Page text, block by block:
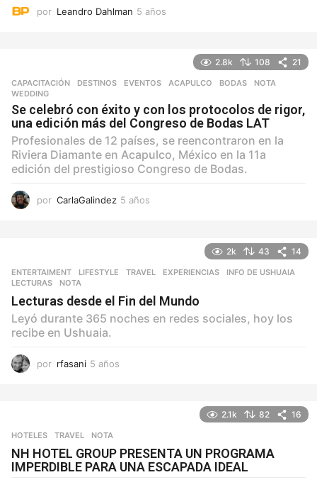
por Leandro Dahlman 5 años
2.8k 108 21
CAPACITACIÓN ,DESTINOS ,EVENTOS ACAPULCO ,BODAS ,NOTA
WEDDING
Se celebró con éxito y con los protocolos de rigor,
una edición más del Congreso de Bodas LAT
Profesionales de 12 países, se reencontraron en la
Riviera Diamante en Acapulco, México en la 11a
edición del prestigioso Congreso de Bodas.
por CarlaGalindez 5 años
2k 43 14
ENTERTAIMENT ,LIFESTYLE ,TRAVEL EXPERIENCIAS ,INFO DE USHUAIA
LECTURAS
,NOTA
Lecturas desde el Fin del Mundo
Leyó durante 365 noches en redes sociales, hoy los
recibe en Ushuaia.
por rfasani 5 años
2.1k 82 16
HOTELES ,TRAVEL NOTA
NH HOTEL GROUP PRESENTA UN PROGRAMA
IMPERDIBLE PARA UNA ESCAPADA IDEAL